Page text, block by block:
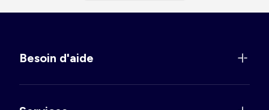
Besoin d'aide